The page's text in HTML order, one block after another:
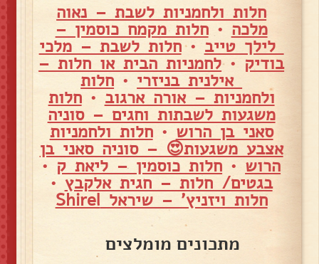
חלות ולחמניות לשבת – נאוה
מלכה •חלות מקמח כוסמין –
לילך טייב •חלות לשבת – מלכי
בודיק •לחמניות הבית או חלות –
אילנית בניזרי • חלות
ולחמניות – אורה ארגוב •חלות
משגעות לשבתות וחגים – סוניה
סאני בן הרוש •חלות ולחמניות
אצבע משגעות😍 – סוניה סאני בן
הרוש • חלות כוסמין – ליאת ק •
בגטים/ חלות – חגית אלקבץ •
חלות ויזניץ' – שיראל Shirel
מתכונים מומלצים